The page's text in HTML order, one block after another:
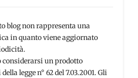
blog non rappresenta una
in quanto viene aggiornato
considerarsi un prodotto
legge n° 62 del 7.03.2001. Gli